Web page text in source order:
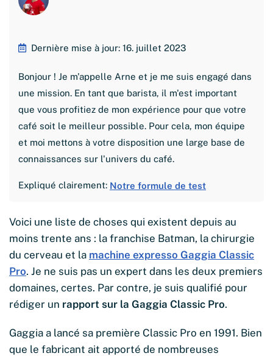
Dernière mise à jour: 16. juillet 2023
Bonjour ! Je m'appelle Arne et je me suis engagé dans
une mission. En tant que barista, il m'est important
que vous profitiez de mon expérience pour que votre
café soit le meilleur possible. Pour cela, mon équipe
et moi mettons à votre disposition une large base de
connaissances sur l'univers du café.
Expliqué clairement: Notre formule de test
Voici une liste de choses qui existent depuis au
moins trente ans : la franchise Batman, la chirurgie
du cerveau et la machine expresso Gaggia Classic
Pro. Je ne suis pas un expert dans les deux premiers
domaines, certes. Par contre, je suis qualifié pour
rédiger un rapport sur la Gaggia Classic Pro.
Gaggia a lancé sa première Classic Pro en 1991. Bien
que le fabricant ait apporté de nombreuses